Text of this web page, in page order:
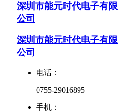
深圳市能元时代电子有限
公司
深圳市能元时代电子有限
公司
电话：
0755-29016895
手机：